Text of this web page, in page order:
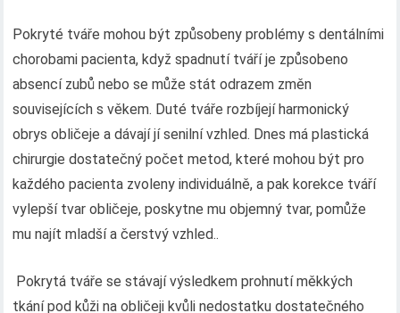
Pokryté tváře mohou být způsobeny problémy s dentálními
chorobami pacienta, když spadnutí tváří je způsobeno
absencí zubů nebo se může stát odrazem změn
souvisejících s věkem. Duté tváře rozbíjejí harmonický
obrys obličeje a dávají jí senilní vzhled. Dnes má plastická
chirurgie dostatečný počet metod, které mohou být pro
každého pacienta zvoleny individuálně, a pak korekce tváří
vylepší tvar obličeje, poskytne mu objemný tvar, pomůže
mu najít mladší a čerstvý vzhled..
Pokrytá tváře se stávají výsledkem prohnutí měkkých
tkání pod kůži na obličeji kvůli nedostatku dostatečného